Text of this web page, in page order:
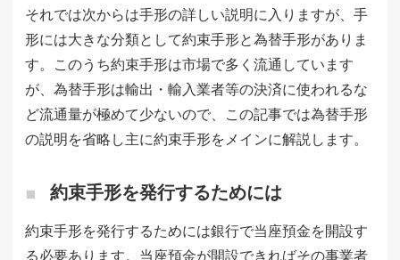
それでは次からは手形の詳しい説明に入りますが、手
形には大きな分類として約束手形と為替手形がありま
す。このうち約束手形は市場で多く流通しています
が、為替手形は輸出・輸入業者等の決済に使われるな
ど流通量が極めて少ないので、この記事では為替手形
の説明を省略し主に約束手形をメインに解説します。
約束手形を発行するためには
約束手形を発行するためには銀行で当座預金を開設す
る必要あります。当座預金が開設できればその事業者